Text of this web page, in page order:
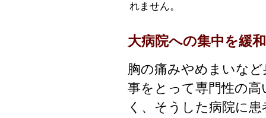
れません。
大病院への集中を緩
胸の痛みやめまいな
事をとって専門性の
く、そうした病院に